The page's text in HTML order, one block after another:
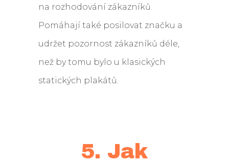
na rozhodování zákazníků.
Pomáhají také posilovat značku a
udržet pozornost zákazníků déle,
než by tomu bylo u klasických
statických plakátů.
5. Jak